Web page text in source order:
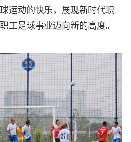
运动的快乐，展现新时代职
工足球事业迈向新的高度。